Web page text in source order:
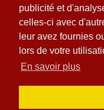
publicité et
celles-ci avec
leur avez fournies
lors de votre
En savoir plus